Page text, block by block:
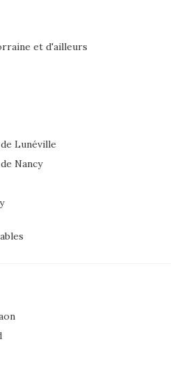
et d'ailleurs
Lunéville
Nancy